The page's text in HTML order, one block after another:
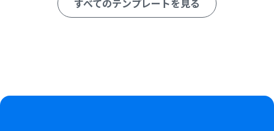
トリガーに設定するLINE公式アカウントは、Yoomと連携
柔軟に設定できます